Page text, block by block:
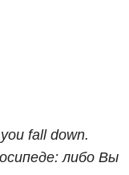
fall down.
либо Вы